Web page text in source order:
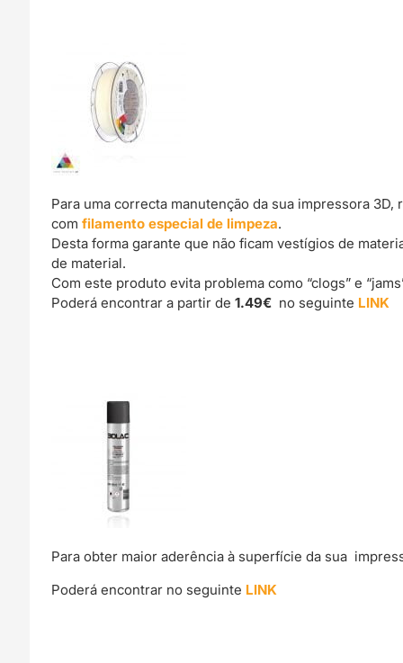
Para uma correcta manutenção da sua impressora
com filamento especial de limpeza.
Desta forma garante que não ficam vestígios de
de material.
Com este produto evita problema como “clogs” e
Poderá encontrar a partir de1.49€ no seguinte LINK
Para obter maior aderência à superfície da sua
Poderá encontrar no seguinte LINK